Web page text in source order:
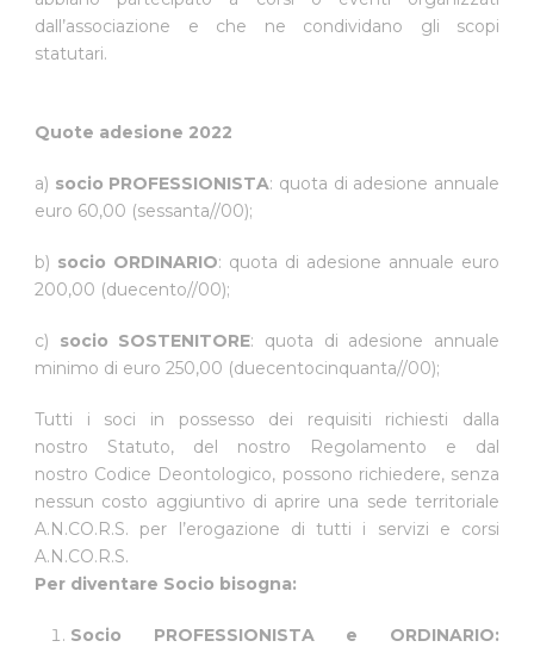
dall’associazione e che ne condividano gli scopi
statutari.
Quote adesione 2022
a) socio PROFESSIONISTA: quota di adesione annuale
euro 60,00 (sessanta//00);
b) socio ORDINARIO: quota di adesione annuale euro
200,00 (duecento//00);
c) socio SOSTENITORE: quota di adesione annuale
minimo di euro 250,00 (duecentocinquanta//00);
Tutti i soci in possesso dei requisiti richiesti dalla
nostro Statuto, del nostro Regolamento e dal
nostro Codice Deontologico, possono richiedere, senza
nessun costo aggiuntivo di aprire una sede territoriale
A.N.CO.R.S. per l’erogazione di tutti i servizi e corsi
A.N.CO.R.S.
Per diventare Socio bisogna:
Socio PROFESSIONISTA e ORDINARIO: